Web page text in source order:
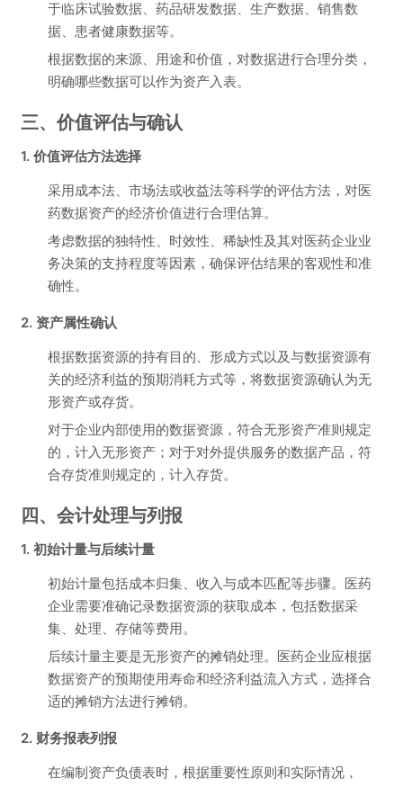
于临床试验数据、药品研发数据、生产数据、销售数
据、患者健康数据等。
根据数据的来源、用途和价值，对数据进行合理分类，
明确哪些数据可以作为资产入表。
三、价值评估与确认
1. 价值评估方法选择
采用成本法、市场法或收益法等科学的评估方法，对医
药数据资产的经济价值进行合理估算。
考虑数据的独特性、时效性、稀缺性及其对医药企业业
务决策的支持程度等因素，确保评估结果的客观性和准
确性。
2. 资产属性确认
根据数据资源的持有目的、形成方式以及与数据资源有
关的经济利益的预期消耗方式等，将数据资源确认为无
形资产或存货。
对于企业内部使用的数据资源，符合无形资产准则规定
的，计入无形资产；对于对外提供服务的数据产品，符
合存货准则规定的，计入存货。
四、会计处理与列报
1. 初始计量与后续计量
初始计量包括成本归集、收入与成本匹配等步骤。医药
企业需要准确记录数据资源的获取成本，包括数据采
集、处理、存储等费用。
后续计量主要是无形资产的摊销处理。医药企业应根据
数据资产的预期使用寿命和经济利益流入方式，选择合
适的摊销方法进行摊销。
2. 财务报表列报
在编制资产负债表时，根据重要性原则和实际情况，